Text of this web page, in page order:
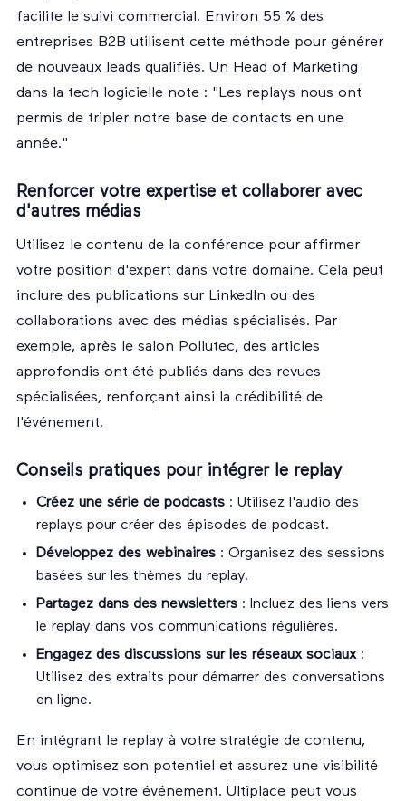
facilite le suivi commercial. Environ 55 % des
entreprises B2B utilisent cette méthode pour générer
de nouveaux leads qualifiés. Un Head of Marketing
dans la tech logicielle note : "Les replays nous ont
permis de tripler notre base de contacts en une
année."
Renforcer votre expertise et collaborer avec
d'autres médias
Utilisez le contenu de la conférence pour affirmer
votre position d'expert dans votre domaine. Cela peut
inclure des publications sur LinkedIn ou des
collaborations avec des médias spécialisés. Par
exemple, après le salon Pollutec, des articles
approfondis ont été publiés dans des revues
spécialisées, renforçant ainsi la crédibilité de
l'événement.
Conseils pratiques pour intégrer le replay
Créez une série de podcasts : Utilisez l'audio des
replays pour créer des épisodes de podcast.
Développez des webinaires : Organisez des sessions
basées sur les thèmes du replay.
Partagez dans des newsletters : Incluez des liens vers
le replay dans vos communications régulières.
Engagez des discussions sur les réseaux sociaux:
Utilisez des extraits pour démarrer des conversations
en ligne.
En intégrant le replay à votre stratégie de contenu,
vous optimisez son potentiel et assurez une visibilité
continue de votre événement. Ultiplace peut vous